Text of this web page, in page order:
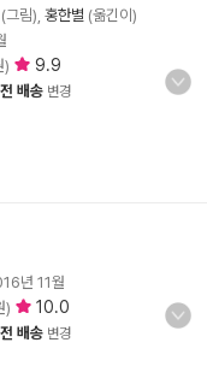
(그림), 홍한별 (옮긴이)
) 9.9
배송 변경
년 11월
) 10.0
배송 변경